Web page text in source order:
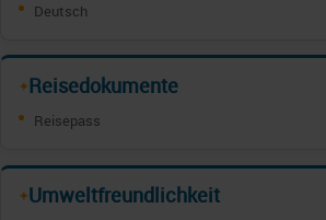
Deutsch
✦Reisedokumente
Reisepass
✦Umweltfreundlichkeit